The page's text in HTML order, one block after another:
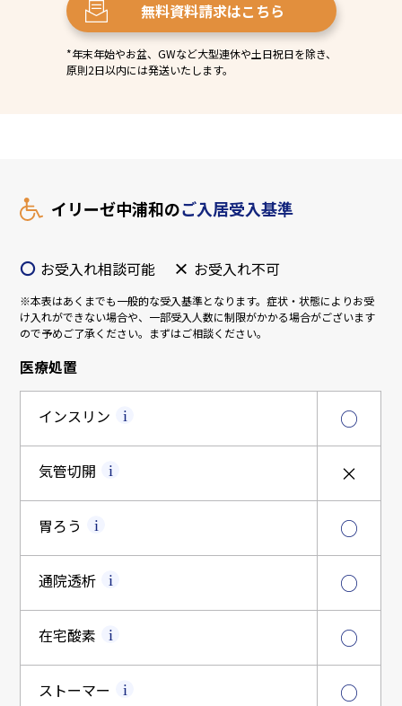
無料資料請求はこちら
*年末年始やお盆、GWなど大型連休や土日祝日を除き、
原則2日以内には発送いたします。
イリーゼ中浦和のご入居受入基準
〇 お受入れ相談可能 × お受入れ不可
※本表はあくまでも一般的な受入基準となります。症状・状態によりお受
け入れができない場合や、一部受入人数に制限がかかる場合がございます
ので予めご了承ください。まずはご相談ください。
医療処置
インスリン ○
気管切開 ×
胃ろう ○
通院透析 ○
在宅酸素 ○
ストーマー ○